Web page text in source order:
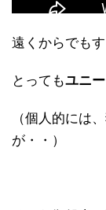
遠くからでも
とってもユニ
（個人的には
が・・）